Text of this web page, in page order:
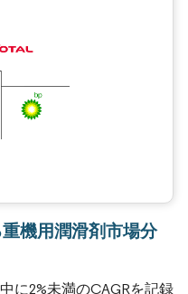
機用潤滑剤市場分
に2%未満のCAGRを記録